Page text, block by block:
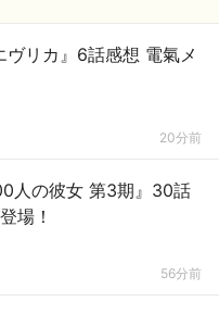
ヴリカ』6話感想 電氣メ
20分前
人の彼女 第3期』30話
場！
56分前